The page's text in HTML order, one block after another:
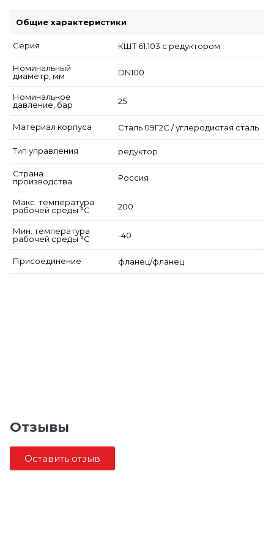
Общие характеристики
Серия КШТ 61.103 с редуктором
Номинальный
диаметр, мм
DN100
Номинальное
давление, бар
25
Материал корпуса Сталь 09Г2С / углеродистая сталь
Тип управления редуктор
Страна
производства
Россия
Макс. температура
рабочей среды °С
200
Мин. температура
рабочей среды °С
-40
Присоединение фланец/фланец
Отзывы
Оставить отзыв